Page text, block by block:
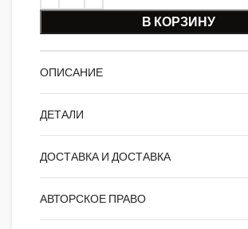
В КОРЗИНУ
ОПИСАНИЕ
ДЕТАЛИ
ДОСТАВКА И ДОСТАВКА
АВТОРСКОЕ ПРАВО